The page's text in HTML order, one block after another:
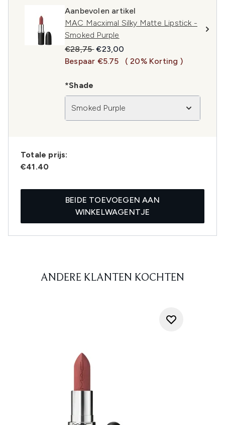
Aanbevolen artikel
MAC Macximal Silky Matte Lipstick -
Smoked Purple
Recommended Retail Price:
€28,75Huidige prijs:
€23,00
Bespaar €5.75
( 20% Korting )
*Shade
Smoked Purple
Totale prijs:
€41.40
BEIDE TOEVOEGEN AAN
WINKELWAGENTJE
ANDERE KLANTEN KOCHTEN